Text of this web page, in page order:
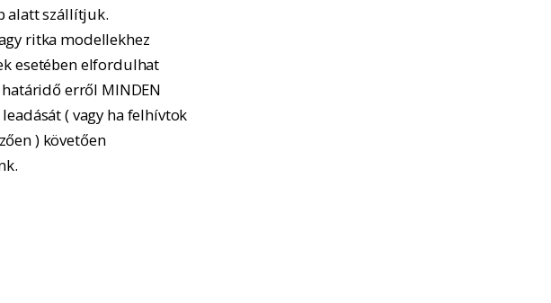
alatt szállítjuk.
ritka modellekhez
esetében elfordulhat
erről MINDEN
( vagy ha felhívtok
) követően